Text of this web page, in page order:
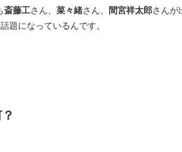
斎藤工さん、菜々緒さん、 間宮祥太郎さんが
題になっているんです。